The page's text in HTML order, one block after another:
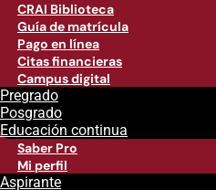
CRAI Biblioteca
Guía de matrícula
Pago en línea
Citas financieras
Campus digital
Pregrado
Posgrado
Educación continua
Saber Pro
Mi perfil
Aspirante